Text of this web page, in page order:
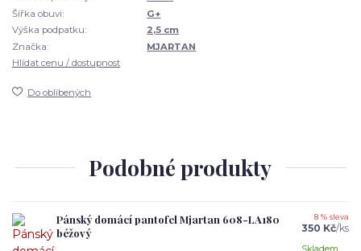
Šířka obuvi:
G+
Výška podpatku:
2,5 cm
Značka:
MJARTAN
Hlídat cenu / dostupnost
Do oblíbených
Podobné produkty
Pánský domácí pantofel Mjartan 608-LA180
béžový
8 % sleva
350 Kč/ks